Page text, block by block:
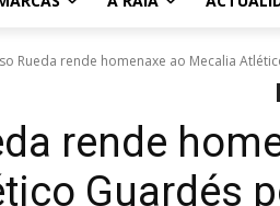
Rueda rende homenaxe ao Mecalia
rende
Guardés